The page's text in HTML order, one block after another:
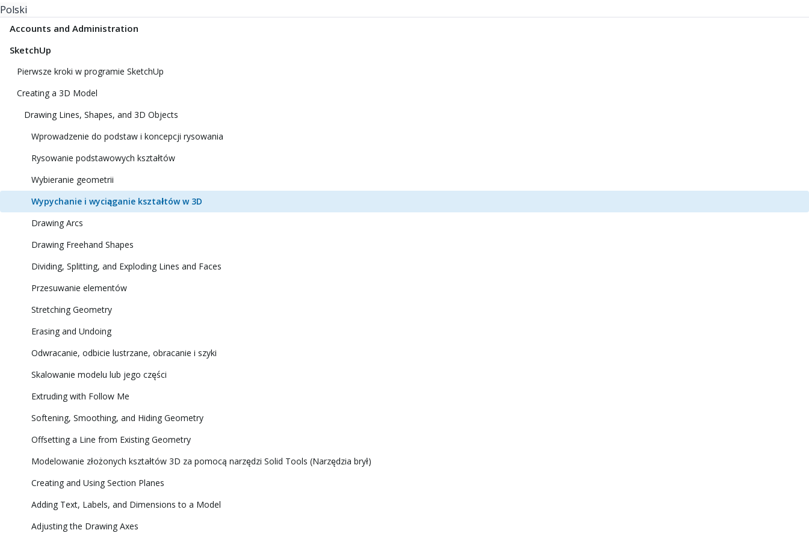
Polski
Accounts and Administration
SketchUp
Pierwsze kroki w programie SketchUp
Creating a 3D Model
Drawing Lines, Shapes, and 3D Objects
Wprowadzenie do podstaw i koncepcji rysowania
Rysowanie podstawowych kształtów
Wybieranie geometrii
Wypychanie i wyciąganie kształtów w 3D
Drawing Arcs
Drawing Freehand Shapes
Dividing, Splitting, and Exploding Lines and Faces
Przesuwanie elementów
Stretching Geometry
Erasing and Undoing
Odwracanie, odbicie lustrzane, obracanie i szyki
Skalowanie modelu lub jego części
Extruding with Follow Me
Softening, Smoothing, and Hiding Geometry
Offsetting a Line from Existing Geometry
Modelowanie złożonych kształtów 3D za pomocą narzędzi Solid Tools (Narzędzia brył)
Creating and Using Section Planes
Adding Text, Labels, and Dimensions to a Model
Adjusting the Drawing Axes